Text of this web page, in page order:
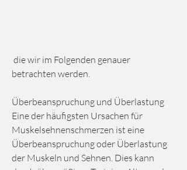
betrachten werden.
Überbeanspruchung und Überlastung
Eine der häufigsten Ursachen für
Muskelsehnenschmerzen ist eine
Überbeanspruchung oder Überlastung
der Muskeln und Sehnen. Dies kann